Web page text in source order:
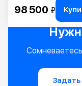
98 500 ₽
Задать